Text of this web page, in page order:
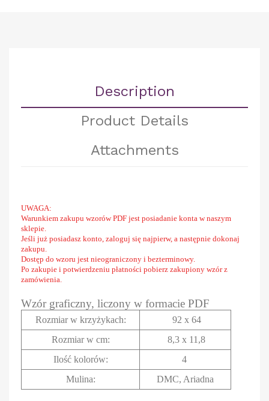
Description
Product Details
Attachments
UWAGA:
Warunkiem zakupu wzorów PDF jest posiadanie konta w naszym
sklepie.
Jeśli już posiadasz konto, zaloguj się najpierw, a następnie dokonaj
zakupu.
Dostęp do wzoru jest nieograniczony i bezterminowy.
Po zakupie i potwierdzeniu płatności pobierz zakupiony wzór z
zamówienia.
Wzór graficzny, liczony w formacie PDF
Rozmiar w krzyżykach:
92 x 64
Rozmiar w cm:
8,3 x 11,8
Ilość kolorów:
4
Mulina:
DMC, Ariadna